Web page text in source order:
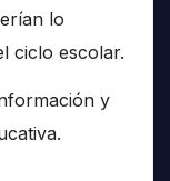
lo
ciclo escolar.
y